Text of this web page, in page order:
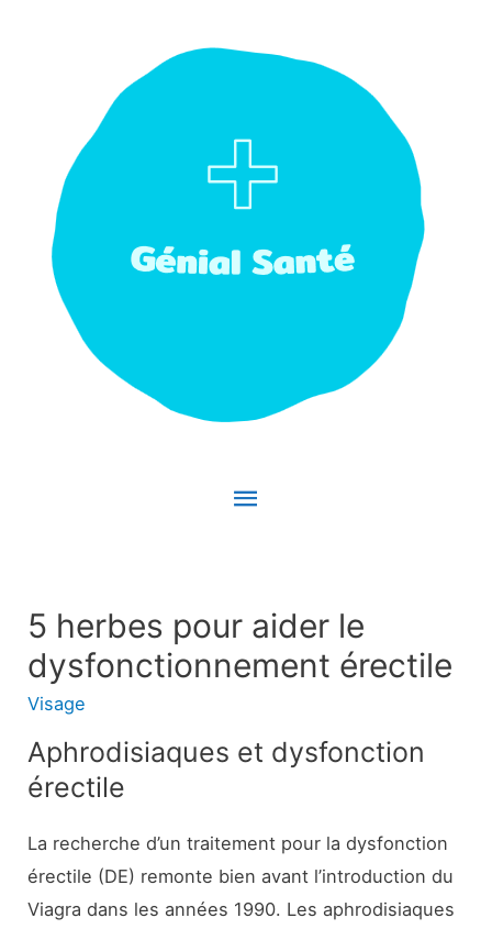
Menu
5 herbes pour aider le
dysfonctionnement érectile
Visage
Aphrodisiaques et dysfonction
érectile
La recherche d’un traitement pour la dysfonction
érectile (DE) remonte bien avant l’introduction du
Viagra dans les années 1990. Les aphrodisiaques